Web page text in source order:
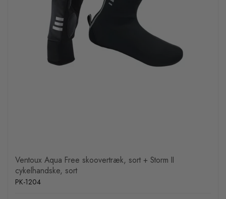
Ventoux Aqua Free skoovertræk, sort + Storm II
cykelhandske, sort
PK-1204